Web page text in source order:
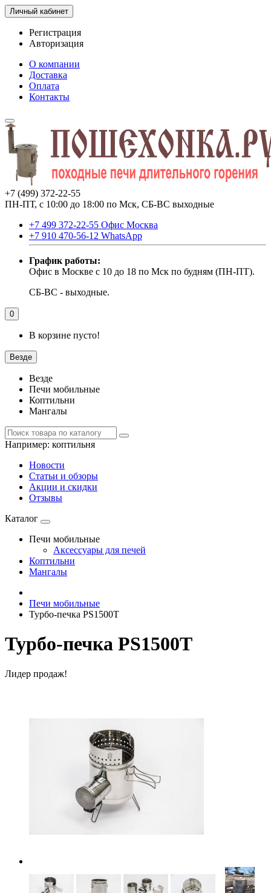
Личный кабинет
Регистрация
Авторизация
О компании
Доставка
Оплата
Контакты
+7 (499) 372-22-55
ПН-ПТ, с 10:00 до 18:00 по Мск, СБ-ВС выходные
+7 499 372-22-55 Офис Москва
+7 910 470-56-12 WhatsApp
График работы:
Офис в Москве с 10 до 18 по Мск по будням (ПН-ПТ).
СБ-ВС - выходные.
0
В корзине пусто!
Везде
Везде
Печи мобильные
Коптильни
Мангалы
Например: коптильня
Новости
Статьи и обзоры
Акции и скидки
Отзывы
Каталог
Печи мобильные
Аксессуары для печей
Коптильни
Мангалы
Печи мобильные
Турбо-печка PS1500Т
Турбо-печка PS1500Т
Лидер продаж!